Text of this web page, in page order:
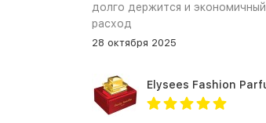
долго держится и экономичный
расход
28 октября 2025